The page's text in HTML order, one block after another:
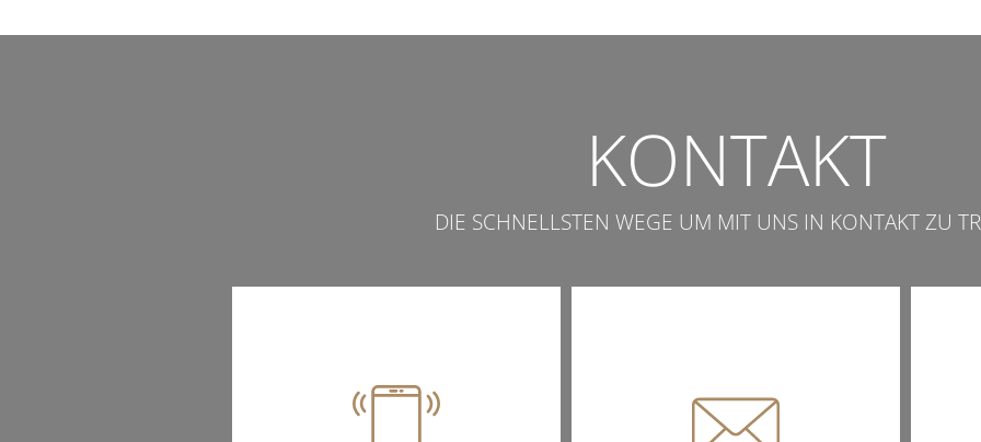
KONTAKT
DIE SCHNELLSTEN WEGE UM MIT UNS IN KONTAKT ZU